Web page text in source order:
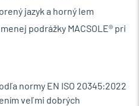
jazyk a horný lem
podrážky MACSOLE® pri
normy EN ISO 20345:2022
veľmi dobrých